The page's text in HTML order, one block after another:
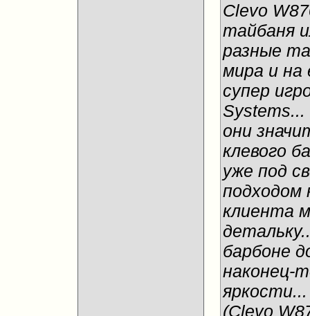
Clevo
тайбаня
разные
мира и на
супер
Systems...
они
клевого
уже под
подходом
клиента
барбоне
наконец-
(Clevo